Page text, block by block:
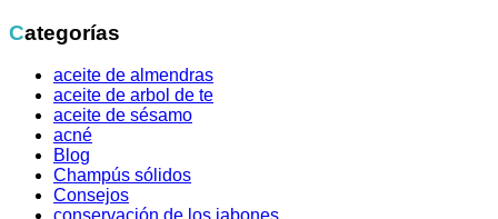
Categorías
aceite de almendras
aceite de arbol de te
aceite de sésamo
acné
Blog
Champús sólidos
Consejos